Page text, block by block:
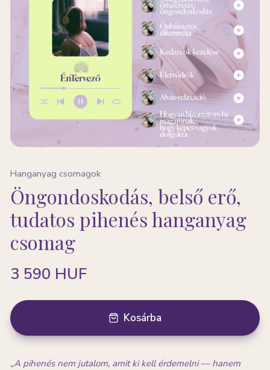
Hanganyag csomagok
Öngondoskodás, belső erő,
tudatos pihenés hanganyag
csomag
3 590 HUF
Kosárba
„A pihenés nem jutalom, amit ki kell érdemelni — hanem